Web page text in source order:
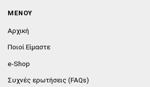
ΜΕΝΟΥ
Αρχική
Ποιοί Είμαστε
e-Shop
Συχνές ερωτήσεις (FAQs)